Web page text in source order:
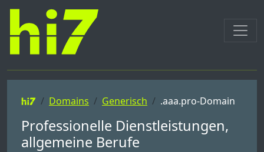
Domains Generisch .aaa.pro-Domain
Professionelle Dienstleistungen,
allgemeine Berufe